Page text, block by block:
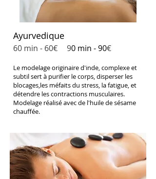
​Ayurvedique
60 min - 60€ 90 min - 90€
Le modelage originaire d'inde, complexe et
subtil sert à purifier le corps, disperser les
blocages,les méfaits du stress, la fatigue, et
détendre les contractions musculaires.
Modelage réalisé avec de l'huile de sésame
chauffée.